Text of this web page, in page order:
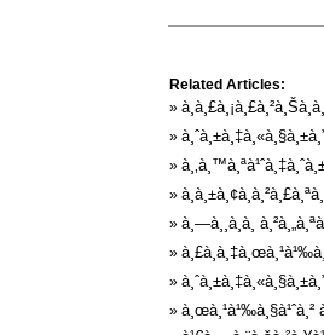
Related Articles:
»
»
»
»
» à¸—à¸¸à¸à¸
»
»
» à¸œà¸¹à¹‰à¸§à¹ˆà¸²